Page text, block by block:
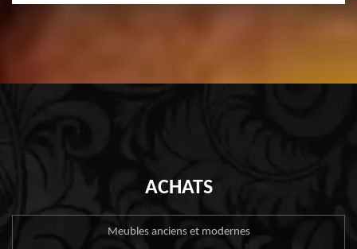
ACHATS
Meubles anciens et modernes